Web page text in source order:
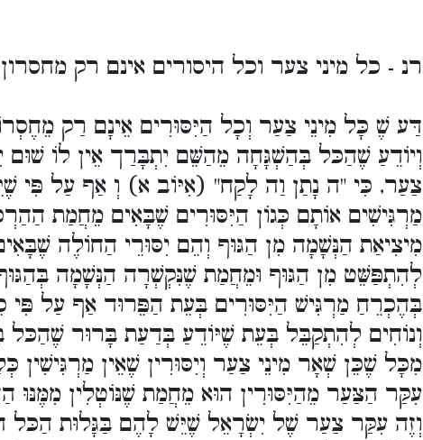
רנ - כל מיני צער וכל היסורים אינם רק
דַּע שֶׁ כָּל מִינֵי צַעַר וְכָל הַיִּסּוּרִים אֵינָם רַק
וְיוֹדֵעַ שֶׁהַכּל בְּהַשְׁגָּחָה מֵהַשֵּׁם יִתְבָּרַך אֵין לוֹ שׁוּם
צַעַר, כִּי "ה נָתַן וַה לָקַח" (אִיּוֹב א) וְ אַף עַל פִּי
מַרְגִּישִׁים אוֹתָם כְּגוֹן הַיִּסּוּרִים שֶׁבָּאִים מֵחֲמַת
מִיצִיאַת הַנְּשָׁמָה מִן הַגּוּף וְהֵם יִסּוּרֵי הַחוֹלֶה
לְהִתְפַּשֵּׁט מִן הַגּוּף וּמֵחֲמַת שֶׁנִּקְשְׁרָה הַנְּשָׁמָה
בְּהֶכְרֵחַ מַרְגִּישׁ הַיִּסּוּרִים בְּעֵת הַפֵּרוּד אַף עַל פִּי
וְנוֹחִים לְהִתְקַבֵּל בְּעֵת שֶׁיּוֹדֵעַ בְּדַעַת בָּרוּר
מִכָּל שֶׁכֵּן שְׁאָר מִינֵי צַעַר וְיִסּוּרִין שֶׁאֵין מַרְגִּישִׁין
עִקַּר הַצַּעַר מֵהַיִּסּוּרִין הוּא מֵחֲמַת שֶׁנּוֹטְלִין מִמֶּנּוּ
וְזֶה עִקַּר צַעַר שֶׁל יִשְׂרָאֵל שֶׁיֵּשׁ לָהֶם בַּגָּלוּת הַכּל